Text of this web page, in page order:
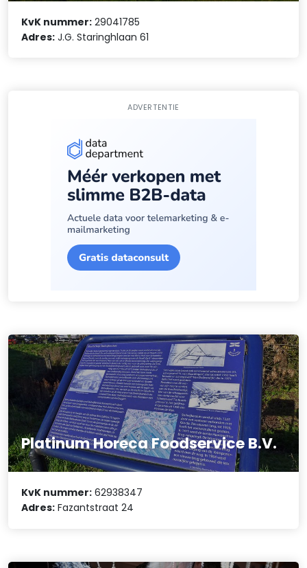
KvK nummer: 29041785
Adres: J.G. Staringhlaan 61
ADVERTENTIE
Platinum Horeca Foodservice B.V.
KvK nummer: 62938347
Adres: Fazantstraat 24